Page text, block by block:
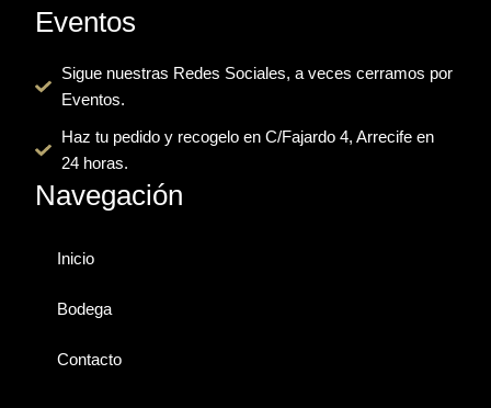
e
b
o
o
k
w
i
t
t
r
b
e
g
r
m
d
v
s
Eventos
Sigue nuestras Redes Sociales, a veces cerramos por
Eventos.
Haz tu pedido y recogelo en C/Fajardo 4, Arrecife en
24 horas.
Navegación
Inicio
Bodega
Contacto